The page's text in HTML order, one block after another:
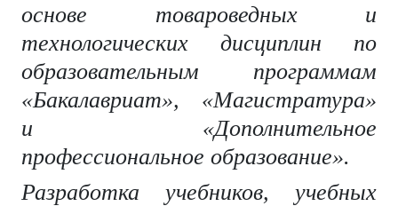
основе товароведных и
технологических дисциплин по
образовательным программам
«Бакалавриат», «Магистратура»
и «Дополнительное
профессиональное образование».
Разработка учебников, учебных